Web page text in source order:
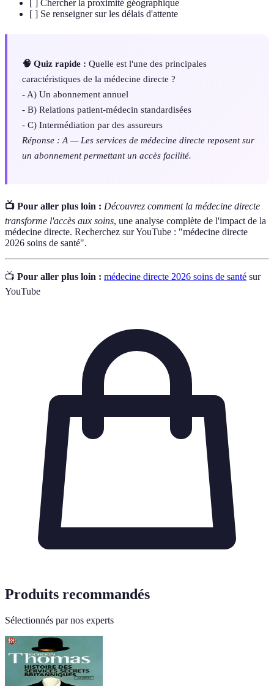
[ ] Chercher la proximité géographique
[ ] Se renseigner sur les délais d'attente
🧠 Quiz rapide : Quelle est l'une des principales
caractéristiques de la médecine directe ?
- A) Un abonnement annuel
- B) Relations patient-médecin standardisées
- C) Intermédiation par des assureurs
Réponse : A — Les services de médecine directe reposent sur
un abonnement permettant un accès facilité.
📺 Pour aller plus loin : Découvrez comment la médecine directe
transforme l'accès aux soins, une analyse complète de l'impact de la
médecine directe. Recherchez sur YouTube : "médecine directe
2026 soins de santé".
📺 Pour aller plus loin : médecine directe 2026 soins de santé sur
YouTube
Produits recommandés
Sélectionnés par nos experts